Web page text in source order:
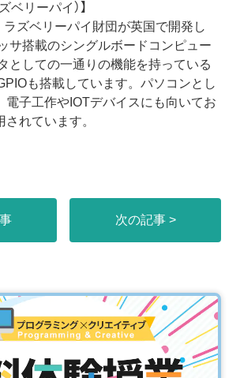
ベリーパイ）】
ズベリーパイ財団が英国で開発し
サ搭載のシングルボードコンピュー
としての一通りの機能を持っている
も搭載しています。パソコンとし
電子工作やIOTデバイスにも向いてお
れています。
次の記事 >